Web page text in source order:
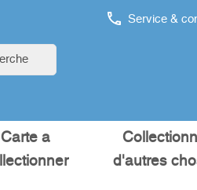
Service &
Carte a
d'autres